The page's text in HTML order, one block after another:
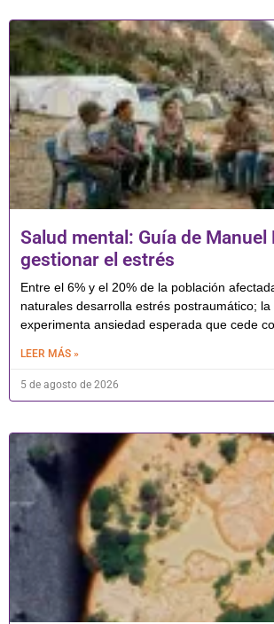
Salud mental: Guía de Manuel
gestionar el estrés
Entre el 6% y el 20% de la población
naturales desarrolla estrés postraumático; la
experimenta ansiedad esperada que cede
LEER MÁS »
5 de agosto de 2026